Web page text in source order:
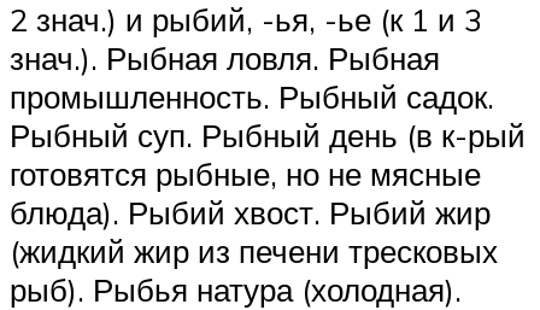
2 знач.) и рыбий, -ья, -ье (к 1 и 3
знач.). Рыбная ловля. Рыбная
промышленность. Рыбный садок.
Рыбный суп. Рыбный день (в к-рый
готовятся рыбные, но не мясные
блюда). Рыбий хвост. Рыбий жир
(жидкий жир из печени тресковых
рыб). Рыбья натура (холодная).